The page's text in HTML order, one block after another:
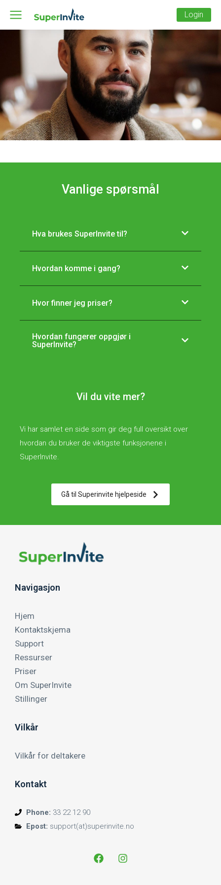
Login
Vil du vite mer?
Vi har samlet en side som gir deg full oversikt over
hvordan du bruker de viktigste funksjonene i
SuperInvite.
Gå til Superinvite hjelpeside
Vanlige spørsmål
Hva brukes SuperInvite til?
Hvordan komme i gang?
Hvor finner jeg priser?
Hvordan fungerer oppgjør i
SuperInvite?
Navigasjon
Hjem
Kontaktskjema
Support
Ressurser
Priser
Om SuperInvite
Stillinger
Vilkår
Vilkår for deltakere
Kontakt
Phone: 33 22 12 90
Epost: support(at)superinvite.no